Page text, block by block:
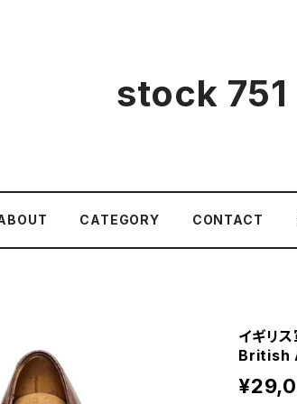
stock 751
CATEGORY CONTACT
イギリ
British